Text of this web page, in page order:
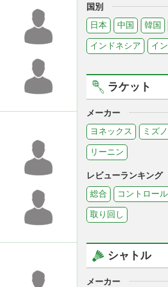
国別
日本
中国 韓国
インドネシア イ
ラケット
メーカー
ヨネックス
ミズノ
リーニン
レビューランキング
総合
コントロール
取り回し
シャトル
メーカー